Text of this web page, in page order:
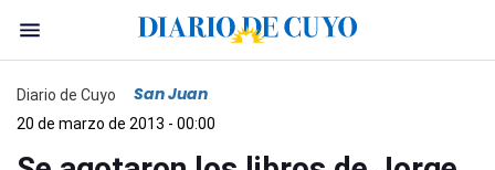
Diario de Cuyo San Juan
20 de marzo de 2013 - 00:00